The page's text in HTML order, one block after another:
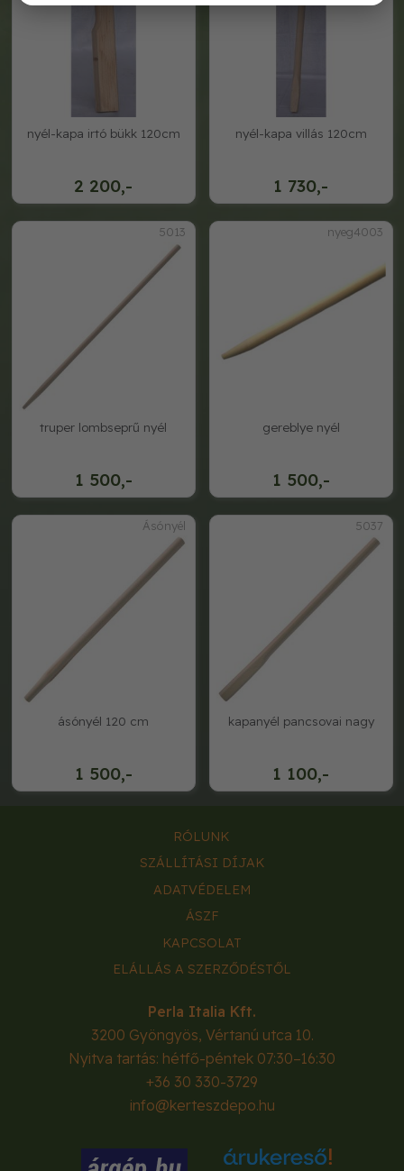
2 200,-
nyél-kapa irtó bükk 120cm
1 730,-
nyél-kapa villás 120cm
5013
1 500,-
truper lombseprű nyél
nyeg4003
1 500,-
gereblye nyél
Ásónyél
1 500,-
ásónyél 120 cm
5037
1 100,-
kapanyél pancsovai nagy
RÓLUNK
SZÁLLÍTÁSI DÍJAK
ADATVÉDELEM
ÁSZF
KAPCSOLAT
ELÁLLÁS A SZERZŐDÉSTŐL
Perla Italia Kft.
3200 Gyöngyös, Vértanú utca 10.
Nyitva tartás: hétfő-péntek 07:30–16:30
+36 30 330-3729
info@kerteszdepo.hu